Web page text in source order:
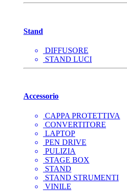
Stand
DIFFUSORE
STAND LUCI
Accessorio
CAPPA PROTETTIVA
CONVERTITORE
LAPTOP
PEN DRIVE
PULIZIA
STAGE BOX
STAND
STAND STRUMENTI
VINILE